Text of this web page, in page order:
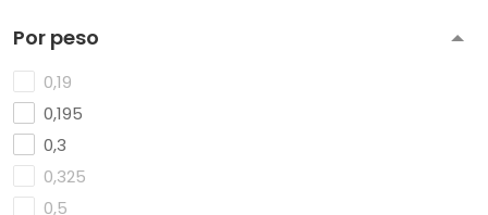
Por peso
0,19
0,195
0,3
0,325
0,5